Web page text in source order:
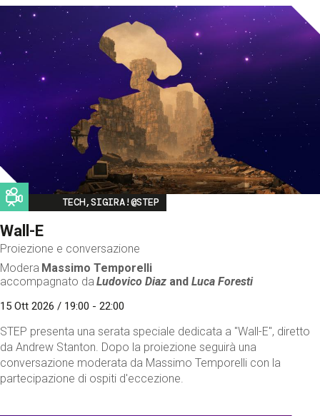
Image
TECH,SIGIRA!@STEP
Wall-E
Proiezione e conversazione
Modera Massimo Temporelli
accompagnato da Ludovico Diaz andLuca Foresti
15 Ott 2026 / 19:00 - 22:00
STEP presenta una serata speciale dedicata a "Wall-E", diretto
da Andrew Stanton. Dopo la proiezione seguirà una
conversazione moderata da Massimo Temporelli con la
partecipazione di ospiti d'eccezione.